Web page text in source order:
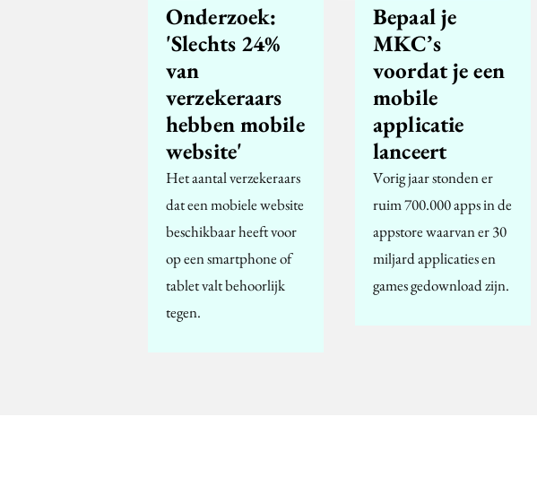
Onderzoek:
'Slechts 24%
van
verzekeraars
hebben mobile
website'
Het aantal verzekeraars
dat een mobiele website
beschikbaar heeft voor
op een smartphone of
tablet valt behoorlijk
tegen.
Bepaal je
MKC’s
voordat je een
mobile
applicatie
lanceert
Vorig jaar stonden er
ruim 700.000 apps in de
appstore waarvan er 30
miljard applicaties en
games gedownload zijn.